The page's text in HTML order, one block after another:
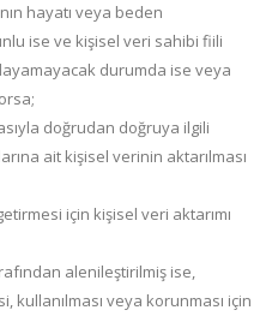
hayatı veya beden
ise ve kişisel veri sahibi fiili
durumda ise veya
doğrudan doğruya ilgili
ait kişisel verinin aktarılması
için kişisel veri aktarımı
alenileştirilmiş ise,
kullanılması veya korunması için